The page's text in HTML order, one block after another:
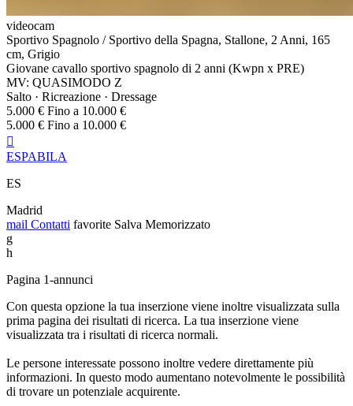
videocam
Sportivo Spagnolo / Sportivo della Spagna, Stallone, 2 Anni, 165
cm, Grigio
Giovane cavallo sportivo spagnolo di 2 anni (Kwpn x PRE)
MV: QUASIMODO Z
Salto · Ricreazione · Dressage
5.000 € Fino a 10.000 €
5.000 € Fino a 10.000 €

ESPABILA
ES
Madrid
mail Contatti favorite Salva Memorizzato
g
h
Pagina 1-annunci
Con questa opzione la tua inserzione viene inoltre visualizzata sulla
prima pagina dei risultati di ricerca. La tua inserzione viene
visualizzata tra i risultati di ricerca normali.
Le persone interessate possono inoltre vedere direttamente più
informazioni. In questo modo aumentano notevolmente le possibilità
di trovare un potenziale acquirente.